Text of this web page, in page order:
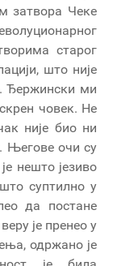
затвора Чеке
старог
што није
Ђержински ми
човек. Не
није био ни
Његове очи су
нешто језиво
суптилно у
да постане
је пренео у
одржано је